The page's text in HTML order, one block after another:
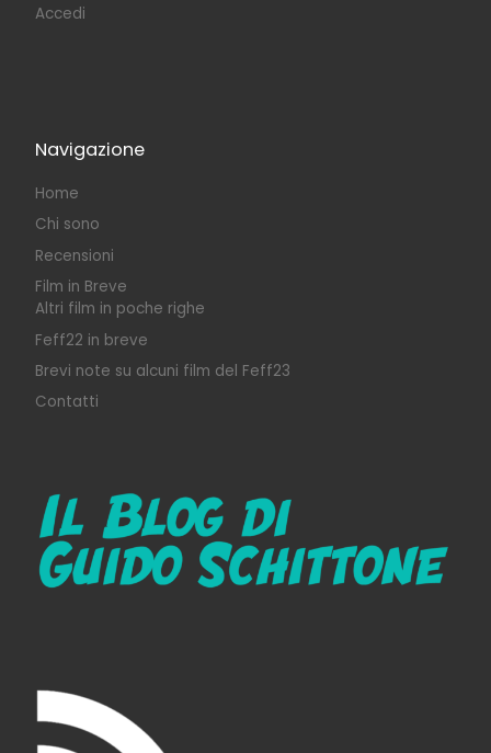
Accedi
Navigazione
Home
Chi sono
Recensioni
Film in Breve
Altri film in poche righe
Feff22 in breve
Brevi note su alcuni film del Feff23
Contatti